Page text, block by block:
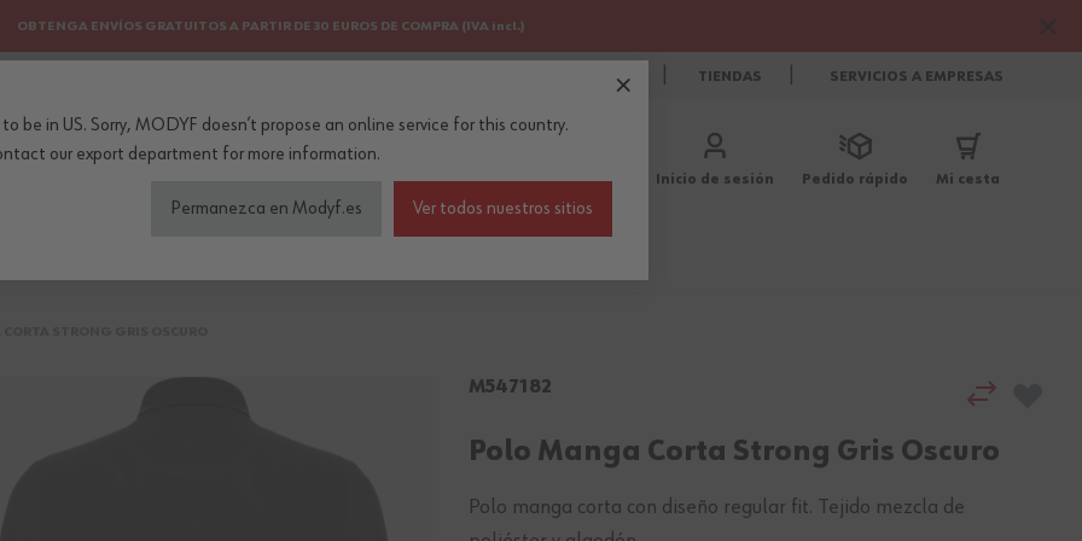
OBTENGA ENVÍOS GRATUITOS A PARTIR DE 30 EUROS DE COMPRA (IVA incl.)
CONTACTO TIENDAS SERVICIOS A EMPRESAS
Inicio de sesión Pedido rápido Mi cesta
ProfesionesAccesoriosBlog
M547182
Polo Manga Corta Strong Gris Oscuro
Polo manga corta con diseño regular fit. Tejido mezcla de
to be in US. Sorry, MODYF doesn’t propose an online service for this country.
our export department for more information.
Permanezca en Modyf.es Ver todos nuestros sitios